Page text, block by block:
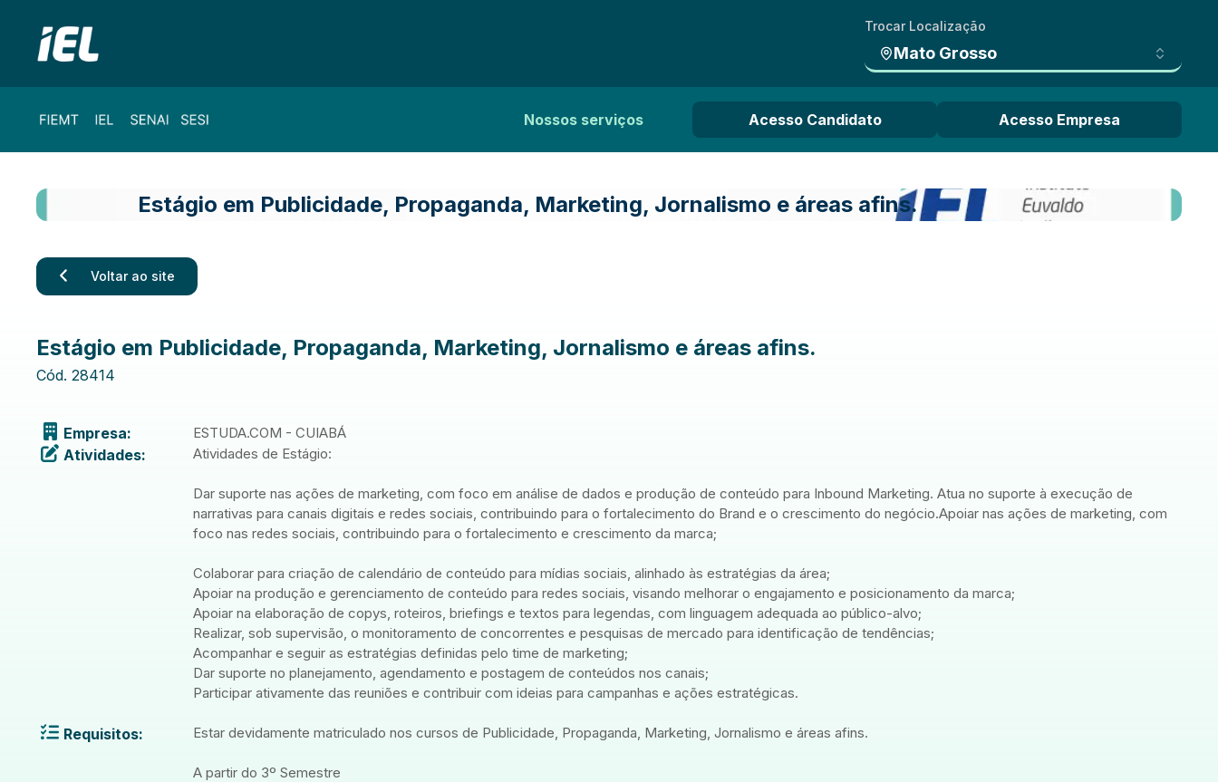
Trocar Localização
Mato Grosso
Nossos serviços Acesso Candidato Acesso Empresa
Estágio em Publicidade, Propaganda, Marketing, Jornalismo e áreas afins.
Voltar ao site
Estágio em Publicidade, Propaganda, Marketing, Jornalismo e áreas afins.
Cód. 28414
Empresa: ESTUDA.COM - CUIABÁ
Atividades: Atividades de Estágio:
Dar suporte nas ações de marketing, com foco em análise de dados e produção de conteúdo para Inbound Marketing. Atua no suporte à execução de
narrativas para canais digitais e redes sociais, contribuindo para o fortalecimento do Brand e o crescimento do negócio.Apoiar nas ações de marketing, com
foco nas redes sociais, contribuindo para o fortalecimento e crescimento da marca;
Colaborar para criação de calendário de conteúdo para mídias sociais, alinhado às estratégias da área;
Apoiar na produção e gerenciamento de conteúdo para redes sociais, visando melhorar o engajamento e posicionamento da marca;
Apoiar na elaboração de copys, roteiros, briefings e textos para legendas, com linguagem adequada ao público-alvo;
Realizar, sob supervisão, o monitoramento de concorrentes e pesquisas de mercado para identificação de tendências;
Acompanhar e seguir as estratégias definidas pelo time de marketing;
Dar suporte no planejamento, agendamento e postagem de conteúdos nos canais;
Participar ativamente das reuniões e contribuir com ideias para campanhas e ações estratégicas.
Requisitos: Estar devidamente matriculado nos cursos de Publicidade, Propaganda, Marketing, Jornalismo e áreas afins.
A partir do 3º Semestre